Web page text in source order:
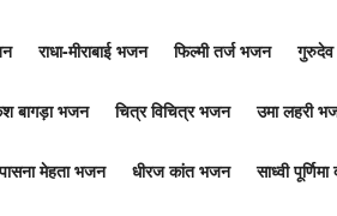
राधा-मीराबाई भजन फिल्मी तर्ज भजन
बागड़ा भजन चित्र विचित्र भजन उमा लहरी
मेहता भजन धीरज कांत भजन साध्वी पूर्णिमा